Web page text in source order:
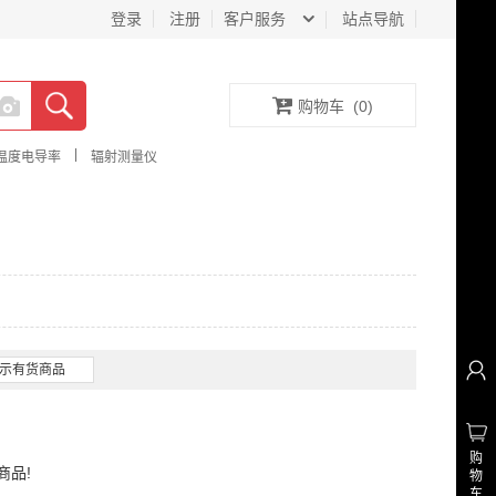
客户服务 站点导航
登录 注册
度电导率 辐射测量仪
购物车 (0)
有货商品
品!
购
物